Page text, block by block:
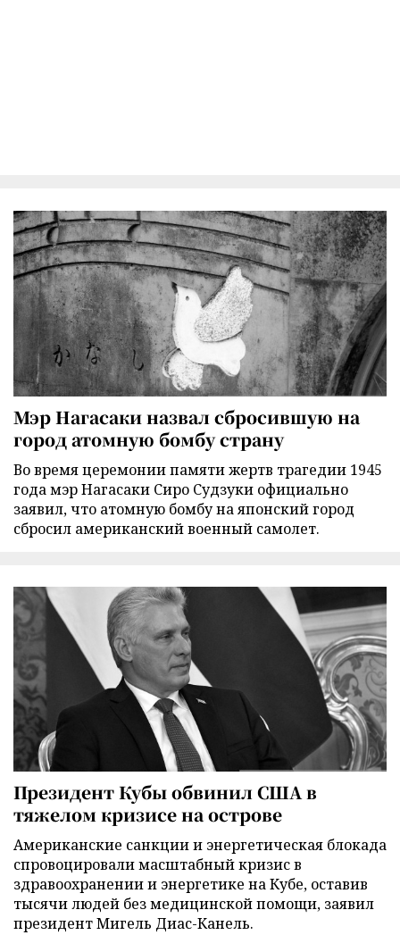
Мэр Нагасаки назвал сбросившую на
город атомную бомбу страну
Во время церемонии памяти жертв трагедии 1945
года мэр Нагасаки Сиро Судзуки официально
заявил, что атомную бомбу на японский город
сбросил американский военный самолет.
Президент Кубы обвинил США в
тяжелом кризисе на острове
Американские санкции и энергетическая блокада
спровоцировали масштабный кризис в
здравоохранении и энергетике на Кубе, оставив
тысячи людей без медицинской помощи, заявил
президент Мигель Диас-Канель.